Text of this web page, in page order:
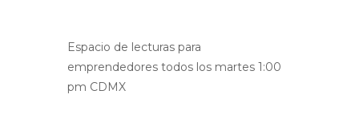
Espacio de lecturas para
emprendedores todos los martes 1:00
pm CDMX